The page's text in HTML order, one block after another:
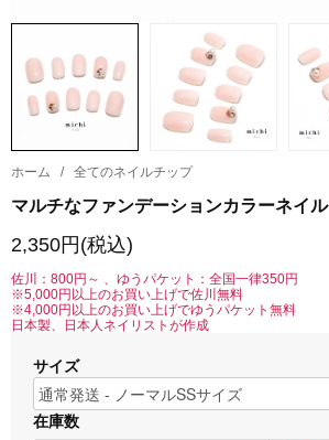
ホーム / 全てのネイルチップ
マルチなファンデーションカラーネイル
2,350円(税込)
佐川：800円～ 、ゆうパケット：全国一律350円
※5,000円以上のお買い上げで佐川無料
※4,000円以上のお買い上げでゆうパケット無料
日本製、日本人ネイリストが作成
サイズ
在庫数